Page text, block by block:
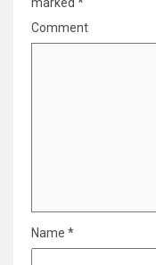
Comment
Name *